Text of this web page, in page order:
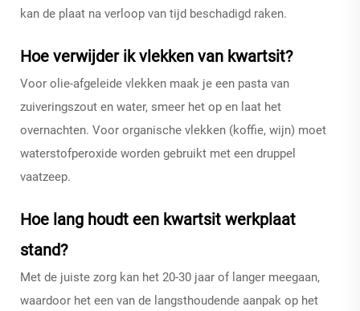
kan de plaat na verloop van tijd beschadigd raken.
Hoe verwijder ik vlekken van kwartsit?
Voor olie-afgeleide vlekken maak je een pasta van
zuiveringszout en water, smeer het op en laat het
overnachten. Voor organische vlekken (koffie, wijn) moet
waterstofperoxide worden gebruikt met een druppel
vaatzeep.
Hoe lang houdt een kwartsit werkplaat
stand?
Met de juiste zorg kan het 20-30 jaar of langer meegaan,
waardoor het een van de langsthoudende aanpak op het